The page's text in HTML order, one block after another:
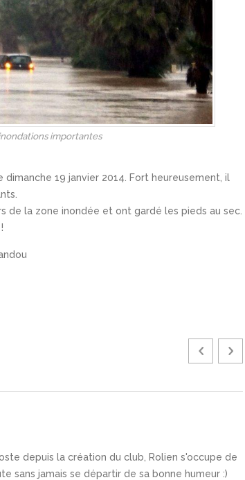
importantes
19 janvier 2014. Fort heureusement, il
de la zone inondée et ont gardé les pieds au sec.
depuis la création du club, Rolien s'occupe de
sans jamais se départir de sa bonne humeur :)